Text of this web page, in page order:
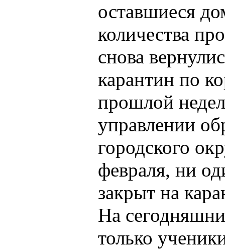
оставшиеся
количества
снова
карантин по
прошлой
управлении
городского
февраля, ни
закрыт на
На
только